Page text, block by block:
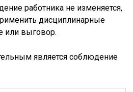
работника не изменяется,
дисциплинарные
или выговор.
является соблюдение